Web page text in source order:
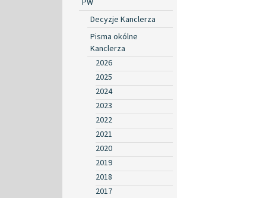
Decyzje Kanclerza
Pisma okólne
Kanclerza
2026
2025
2024
2023
2022
2021
2020
2019
2018
2017